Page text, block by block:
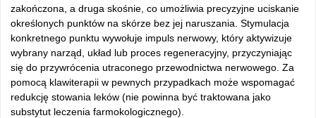
zakończona, a druga skośnie, co umożliwia precyzyjne uciskanie
określonych punktów na skórze bez jej naruszania. Stymulacja
konkretnego punktu wywołuje impuls nerwowy, który aktywizuje
wybrany narząd, układ lub proces regeneracyjny, przyczyniając
się do przywrócenia utraconego przewodnictwa nerwowego. Za
pomocą klawiterapii w pewnych przypadkach może wspomagać
redukcję stowania leków (nie powinna być traktowana jako
substytut leczenia farmokologicznego).